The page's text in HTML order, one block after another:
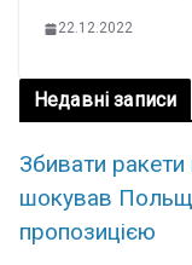
22.12.2022
Недавні записи
Збивати
шокував
пропозицією